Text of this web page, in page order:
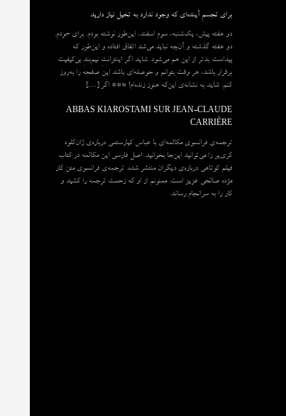
برای تجسمِ آینده‌ای که وجود ندارد به تخیل نیاز دارید
دو هفته پیش، یک‌شنبه، سوم اسفند، این‌طور نوشته بودم. برای خودم.
دو هفته گذشته و آن‌چه نباید می‌شد اتفاق افتاده و این‌طور که
پیداست بدتر از این هم می‌شود. شاید اگر اینترانتِ نیم‌بندِ بی‌کیفیت
برقرار باشد، هر وقت بتوانم و حوصله‌ای باشد این صفحه را به‌روز
کنم. شاید به نشانه‌ی این‌که هنوز زنده‌ام! *** اگر […]
ABBAS KIAROSTAMI SUR JEAN-CLAUDE
CARRIÈRE
ترجمه‌ی فرانسوی مکالمه‌ای با عباس کیارستمی درباره‌ی ژان‌کلود
کری‌یر را می‌توانید این‌جا بخوانید. اصل فارسی این مکالمه در کتاب
فیلم کوتاهی درباره‌ی دیگران منتشر شده. ترجمه‌ی فرانسوی متن کار
مژده صالحی عزیز است. ممنونم از او که زحمت ترجمه را کشید و
کار را به سرانجام رساند.